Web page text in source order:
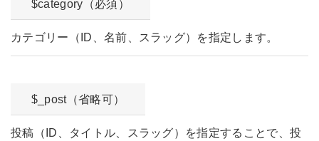
$category（必須）
カテゴリー（ID、名前、スラッグ）を指定します。
$_post（省略可）
投稿（ID、タイトル、スラッグ）を指定することで、投